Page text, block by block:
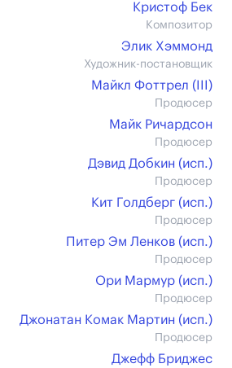
Кристоф Бек
Композитор
Элик Хэммонд
Художник-постановщик
Майкл Фоттрел (III)
Продюсер
Майк Ричардсон
Продюсер
Дэвид Добкин (иcп.)
Продюсер
Кит Голдберг (иcп.)
Продюсер
Питер Эм Ленков (иcп.)
Продюсер
Ори Мармур (иcп.)
Продюсер
Джонатан Комак Мартин (иcп.)
Продюсер
Джефф Бриджес